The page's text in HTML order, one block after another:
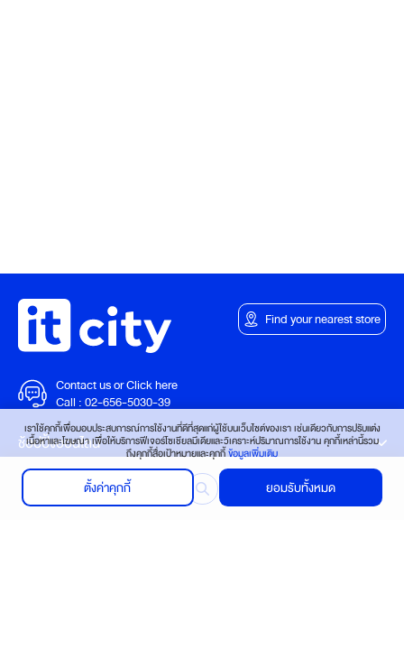
Contact us or Click here
Call :02-656-5030-39
Find your nearest store
ช้อปปิ้งออนไลน์
บริการช่วยเหลือ
ติดต่อเรา
เราใช้คุกกี้เพื่อมอบประสบการณ์การใช้งานที่ดีที่สุดแก่ผู้ใช้บนเว็บไซต์ของเรา เช่นเดียวกับการปรับแต่ง
เนื้อหาและโฆษณา เพื่อให้บริการฟีเจอร์โซเชียลมีเดียและวิเคราะห์ปริมาณการใช้งาน คุกกี้เหล่านี้รวม
ถึงคุกกี้สื่อเป้าหมายและคุกกี้ข้อมูลเพิ่มเติม
ตั้งค่าคุกกี้ ยอมรับทั้งหมด